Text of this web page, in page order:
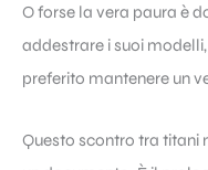
O forse la vera paura è
addestrare i suoi
preferito mantenere un
Questo scontro tra titani